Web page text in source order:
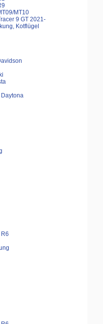
MT10
9 GT 2021-
Kotflügel